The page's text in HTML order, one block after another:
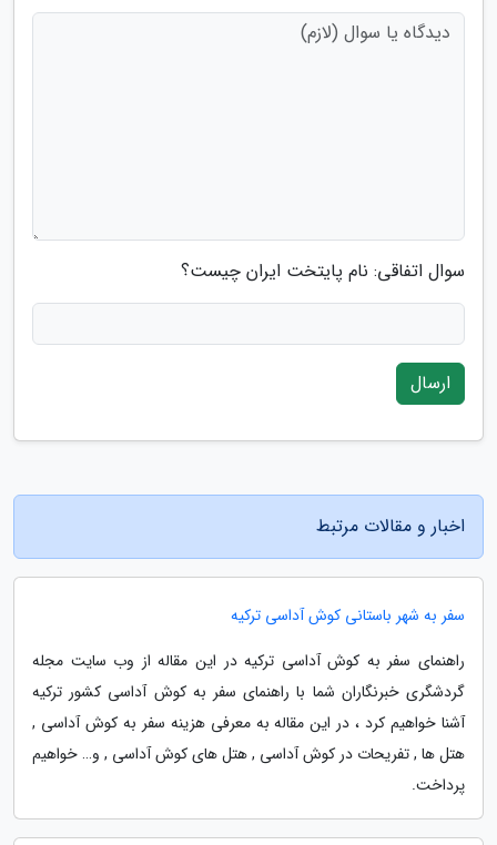
سوال اتفاقی: نام پایتخت ایران چیست؟
ارسال
اخبار و مقالات مرتبط
سفر به شهر باستانی کوش آداسی ترکیه
راهنمای سفر به کوش آداسی ترکیه در این مقاله از وب سایت مجله
گردشگری خبرنگاران شما با راهنمای سفر به کوش آداسی کشور ترکیه
آشنا خواهیم کرد ، در این مقاله به معرفی هزینه سفر به کوش آداسی ,
هتل ها , تفریحات در کوش آداسی , هتل های کوش آداسی , و… خواهیم
پرداخت.